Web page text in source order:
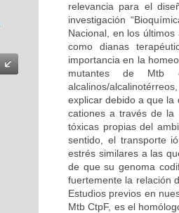
relevancia para el
investigación
Nacional, en los
como dianas
importancia en la
mutantes de Mtb
alcalinos/
explicar debido a que la
cationes a través de la
tóxicas propias del
sentido, el transporte
estrés similares a las
de que su genoma
fuertemente la relación
Estudios previos en
Mtb CtpF, es el